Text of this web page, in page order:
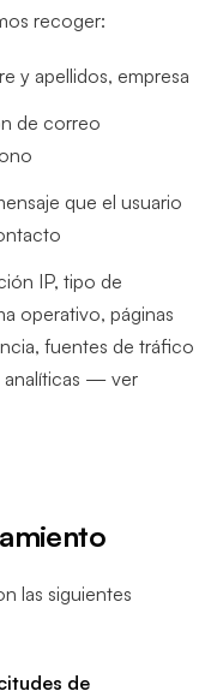
recoger:
y apellidos, empresa
de correo
que el usuario
IP, tipo de
operativo, páginas
fuentes de tráfico
analíticas — ver
las siguientes
de